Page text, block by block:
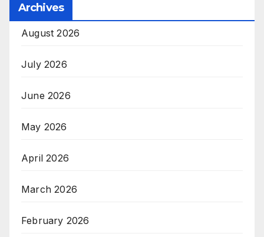
Archives
August 2026
July 2026
June 2026
May 2026
April 2026
March 2026
February 2026